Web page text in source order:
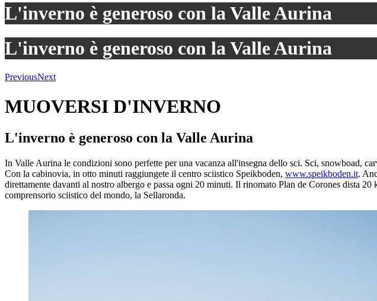
L'inverno è generoso con la Valle Aurina
L'inverno è generoso con la Valle Aurina
PreviousNext
MUOVERSI D'INVERNO
L'inverno è generoso con la Valle Aurina
In Valle Aurina le condizioni sono perfette per una vacanza all'insegna dello sci. Sci, snowboad,
Con la cabinovia, in otto minuti raggiungete il centro sciistico Speikboden, www.speikboden.it.
direttamente davanti al nostro albergo e passa ogni 20 minuti. Il rinomato Plan de Corones dista 20
comprensorio sciistico del mondo, la Sellaronda.